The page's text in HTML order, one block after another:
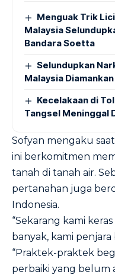
Menguak Trik
Malaysia
Bandara Soetta
Selundupkan
Malaysia
Kecelakaan di
Tangsel Meninggal
Sofyan mengaku
ini berkomitmen
tanah di tanah air.
pertanahan juga
Indonesia.
“Sekarang kami
banyak, kami penjara
“Praktek-praktek
perbaiki yang belum